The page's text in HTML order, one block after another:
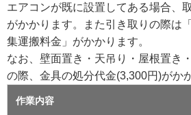
エアコンが既に設置してある場合、
がかかります。また引き取りの際は
集運搬料金」がかかります。
なお、壁面置き・天吊り・屋根置き
の際、金具の処分代金(3,300円)がか
作業内容